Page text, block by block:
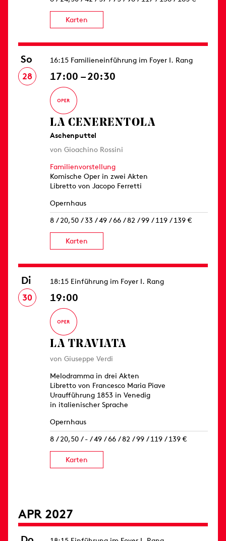
Karten
So
28
16:15 Familieneinführung im Foyer I. Rang
17:00 – 20:30
LA CENERENTOLA
Aschenputtel
von Gioachino Rossini
Familienvorstellung
Komische Oper in zwei Akten
Libretto von Jacopo Ferretti
Opernhaus
8 / 20,50 / 33 / 49 / 66 / 82 / 99 / 119 / 139 €
Karten
Di
30
18:15 Einführung im Foyer I. Rang
19:00
LA TRAVIATA
von Giuseppe Verdi
Melodramma in drei Akten
Libretto von Francesco Maria Piave
Uraufführung 1853 in Venedig
in italienischer Sprache
Opernhaus
8 / 20,50 / - / 49 / 66 / 82 / 99 / 119 / 139 €
Karten
APR 2027